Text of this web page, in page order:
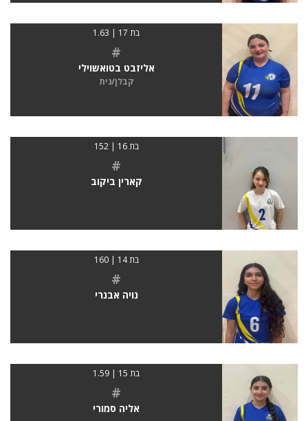
בת 17 | 1.63
#
אליזבט בטואשוילי
קבלן/נית
בת 16 | 152
#
קארין ביקוב
בת 14 | 160
#
נויה אבנרי
בת 15 | 1.59
#
אליה סמורי